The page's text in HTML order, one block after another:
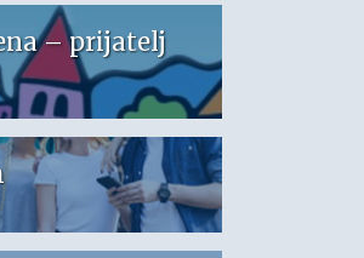
– prijatelj